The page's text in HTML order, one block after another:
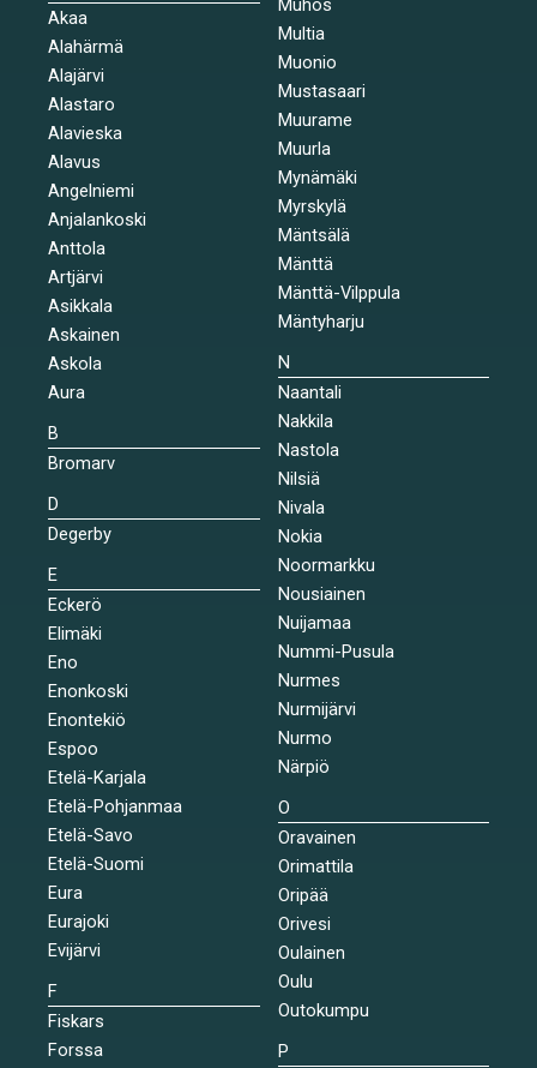
Akaa
Alahärmä
Alajärvi
Alastaro
Alavieska
Alavus
Angelniemi
Anjalankoski
Anttola
Artjärvi
Asikkala
Askainen
Askola
Aura
B
Bromarv
D
Degerby
E
Eckerö
Elimäki
Eno
Enonkoski
Enontekiö
Espoo
Etelä-Karjala
Etelä-Pohjanmaa
Etelä-Savo
Etelä-Suomi
Eura
Eurajoki
Evijärvi
F
Fiskars
Forssa
Muhos
Multia
Muonio
Mustasaari
Muurame
Muurla
Mynämäki
Myrskylä
Mäntsälä
Mänttä
Mänttä-Vilppula
Mäntyharju
N
Naantali
Nakkila
Nastola
Nilsiä
Nivala
Nokia
Noormarkku
Nousiainen
Nuijamaa
Nummi-Pusula
Nurmes
Nurmijärvi
Nurmo
Närpiö
O
Oravainen
Orimattila
Oripää
Orivesi
Oulainen
Oulu
Outokumpu
P